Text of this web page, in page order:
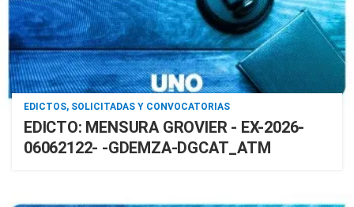
EDICTOS, SOLICITADAS Y CONVOCATORIAS
EDICTO: MENSURA GROVIER - EX-2026-
06062122- -GDEMZA-DGCAT_ATM